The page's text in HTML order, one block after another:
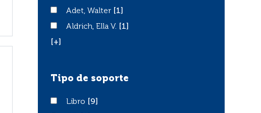
Adet, Walter
Adet, Walter
[1]
Aldrich, Ella V.
Aldrich, Ella V.
[1]
[+]
Tipo de soporte
LibroLibro
[9]